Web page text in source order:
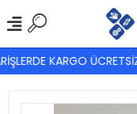
KARGO ÜCRETSİZ